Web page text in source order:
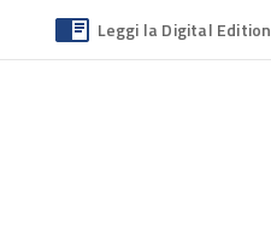
Leggi la Digital Edition